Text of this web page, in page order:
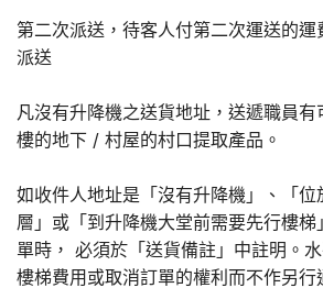
第二次派送，待客人付第二次運送的
派送
凡沒有升降機之送貨地址，送遞職員
樓的地下 / 村屋的村口提取產品。
如收件人地址是「沒有升降機」、「
層」或「到升降機大堂前需要先行樓
單時， 必須於「送貨備註」中註明。
樓梯費用或取消訂單的權利而不作另行